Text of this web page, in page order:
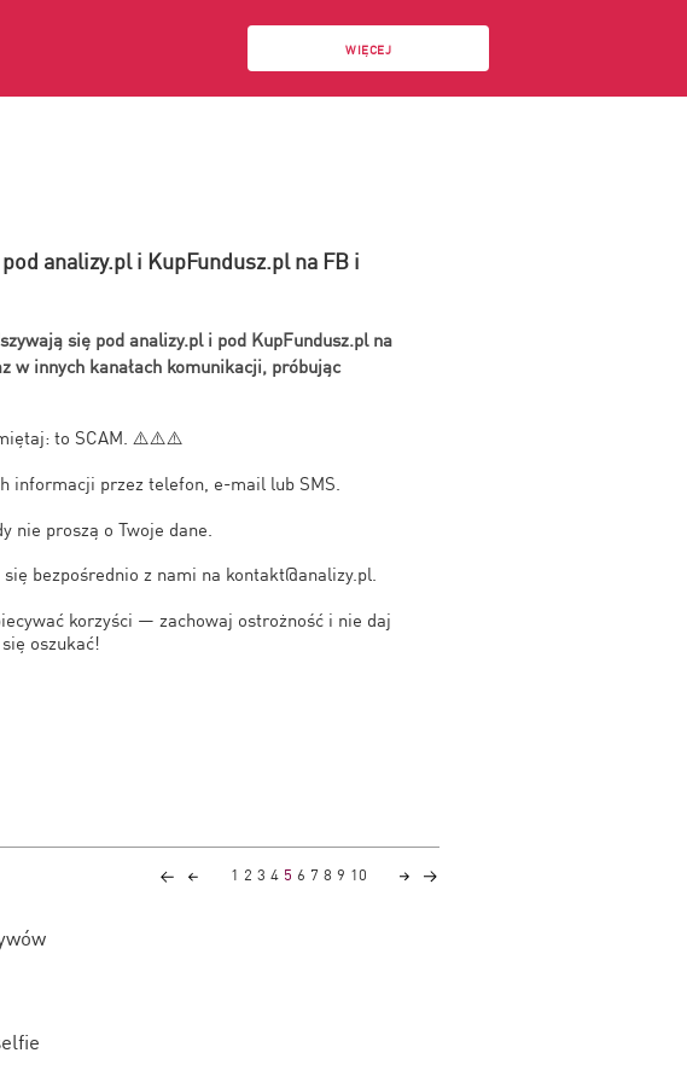
WIĘCEJ
analizy.pl i KupFundusz.pl na FB i
się pod analizy.pl i pod KupFundusz.pl na
w innych kanałach komunikacji, próbując
to SCAM. ⚠️⚠️⚠️
informacji przez telefon, e-mail lub SMS.
nie proszą o Twoje dane.
bezpośrednio z nami na kontakt@analizy.pl.
korzyści — zachowaj ostrożność i nie daj
się oszukać!
1 2 3 4 5 6 7 8 9 10